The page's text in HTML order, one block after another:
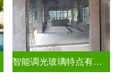
智能调光玻璃特点有哪些方面